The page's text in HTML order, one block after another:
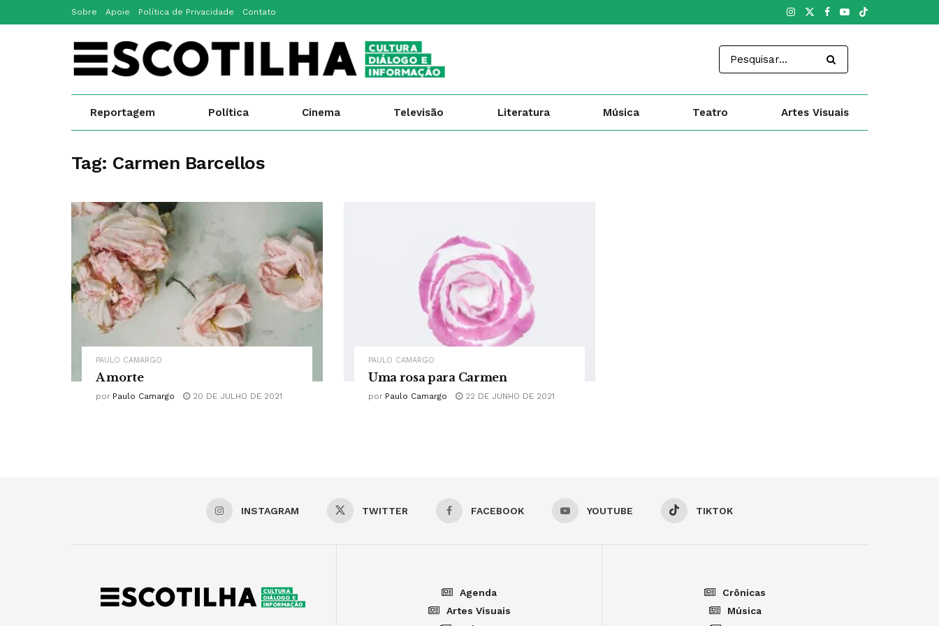
Sobre Apoie Política de Privacidade Contato
Reportagem Política Cinema Televisão Literatura Música Teatro Artes Visuais
Tag: Carmen Barcellos
PAULO CAMARGO
A morte
por Paulo Camargo 20 DE JULHO DE 2021
PAULO CAMARGO
Uma rosa para Carmen
por Paulo Camargo 22 DE JUNHO DE 2021
INSTAGRAM TWITTER FACEBOOK YOUTUBE TIKTOK
Agenda
Artes Visuais
Crônicas
Música